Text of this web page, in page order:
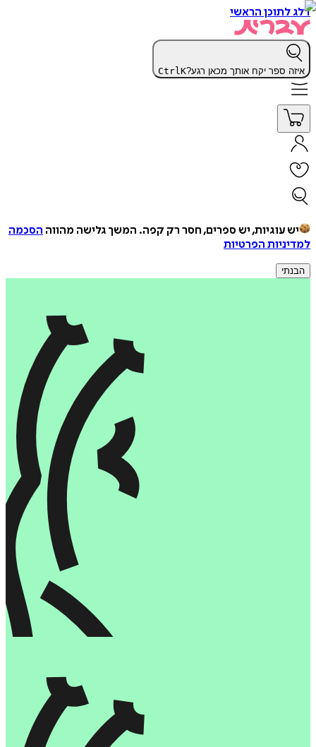
דלג לתוכן הראשי
איזה ספר יקח אותך מכאן רגע? CtrlK
יש עוגיות, יש ספרים, חסר רק קפה. המשך גלישה מהווה הסכמה
למדיניות הפרטיות
הבנתי